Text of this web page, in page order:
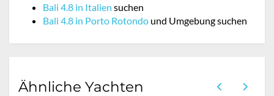
Bali 4.8 in Italien suchen
Bali 4.8 in Porto Rotondo und Umgebung suchen
Ähnliche Yachten